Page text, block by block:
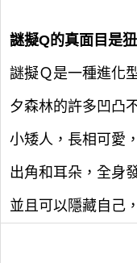
謎擬Q的真面目是
謎擬Ｑ是一種進化
夕森林的許多凹凸
小矮人，長相可愛
出角和耳朵，全身
並且可以隱藏自己